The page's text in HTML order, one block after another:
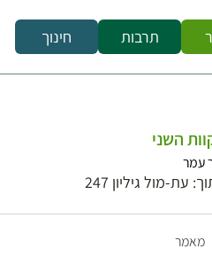
תרבות חינוך
השני
עמר
עת-מול גיליון 247
מאמר